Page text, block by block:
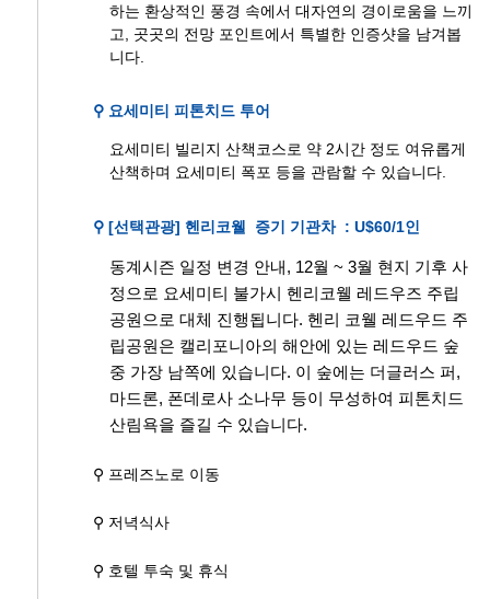
하는 환상적인 풍경 속에서 대자연의 경이로움을 느끼
고, 곳곳의 전망 포인트에서 특별한 인증샷을 남겨봅
니다.
⚲ 요세미티 피톤치드 투어
요세미티 빌리지 산책코스로 약 2시간 정도 여유롭게
산책하며 요세미티 폭포 등을 관람할 수 있습니다.
⚲ [선택관광] 헨리코웰 증기 기관차 : U$60/1인
동계시즌 일정 변경 안내, 12월 ~ 3월 현지 기후 사
정으로 요세미티 불가시 헨리코웰 레드우즈 주립
공원으로 대체 진행됩니다. 헨리 코웰 레드우드 주
립공원은 캘리포니아의 해안에 있는 레드우드 숲
중 가장 남쪽에 있습니다. 이 숲에는 더글러스 퍼,
마드론, 폰데로사 소나무 등이 무성하여 피톤치드
산림욕을 즐길 수 있습니다.
⚲ 프레즈노로 이동
⚲ 저녁식사
⚲ 호텔 투숙 및 휴식